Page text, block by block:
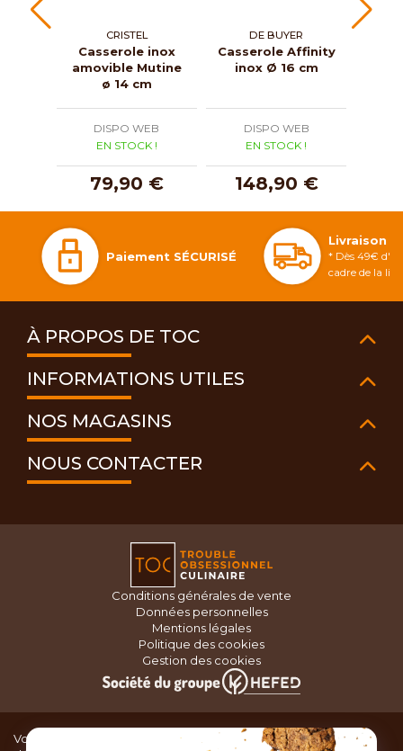
CRISTEL
Casserole inox
amovible Mutine
ø 14 cm
DISPO WEB
EN STOCK !
79,90 €
DE BUYER
Casserole Affinity
inox Ø 16 cm
DISPO WEB
EN STOCK !
148,90 €
Paiement SÉCURISÉ
Livraison
* Dès 49€
cadre de la
À PROPOS DE TOC
INFORMATIONS UTILES
NOS MAGASINS
NOUS CONTACTER
Conditions générales de vente
Données personnelles
Mentions légales
Politique des cookies
Gestion des cookies
Vous recherchez du matériel de cuisine pour concocter de